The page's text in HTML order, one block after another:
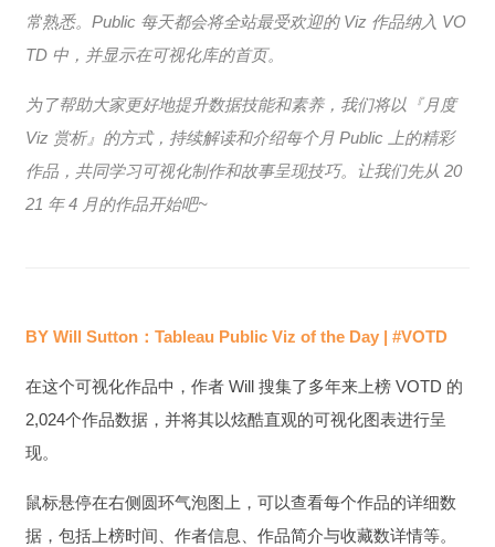
常熟悉。Public 每天都会将全站最受欢迎的 Viz 作品纳入 VO
TD 中，并显示在可视化库的首页。
为了帮助大家更好地提升数据技能和素养，我们将以『月度
Viz 赏析』的方式，持续解读和介绍每个月 Public 上的精彩
作品，共同学习可视化制作和故事呈现技巧。让我们先从 20
21 年 4 月的作品开始吧~
BY Will Sutton： Tableau Public Viz of the Day | #VOTD
在这个可视化作品中，作者 Will 搜集了多年来上榜 VOTD 的
2,024个作品数据，并将其以炫酷直观的可视化图表进行呈
现。
鼠标悬停在右侧圆环气泡图上，可以查看每个作品的详细数
据，包括上榜时间、作者信息、作品简介与收藏数详情等。